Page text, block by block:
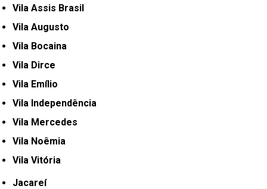
Vila Assis Brasil
Vila Augusto
Vila Bocaina
Vila Dirce
Vila Emílio
Vila Independência
Vila Mercedes
Vila Noêmia
Vila Vitória
Jacareí